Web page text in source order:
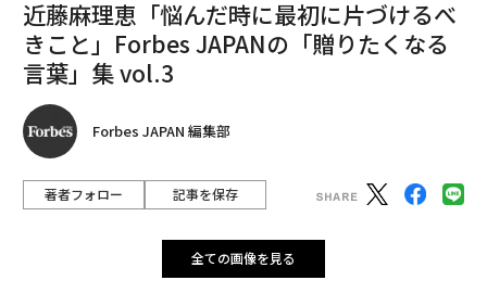
近藤麻理恵「悩んだ時に最初に片づけるべ
きこと」Forbes JAPANの「贈りたくなる
言葉」集 vol.3
Forbes JAPAN 編集部
著者フォロー 記事を保存
全ての画像を見る